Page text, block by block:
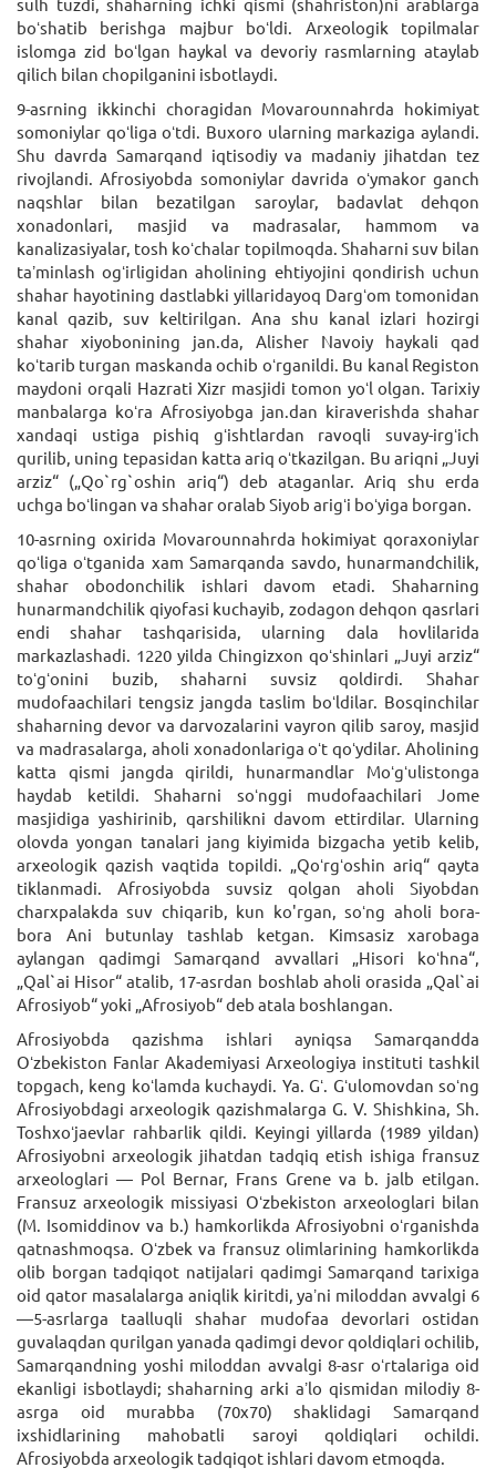
boʻshatib berishga majbur boʻldi. Arxeologik topilmalar
islomga zid boʻlgan haykal va devoriy rasmlarning ataylab
qilich bilan chopilganini isbotlaydi.
9-asrning ikkinchi choragidan Movarounnahrda hokimiyat
somoniylar qoʻliga oʻtdi. Buxoro ularning markaziga aylandi.
Shu davrda Samarqand iqtisodiy va madaniy jihatdan tez
rivojlandi. Afrosiyobda somoniylar davrida oʻymakor ganch
naqshlar bilan bezatilgan saroylar, badavlat dehqon
xonadonlari, masjid va madrasalar, hammom va
kanalizasiyalar, tosh koʻchalar topilmoqda. Shaharni suv bilan
taʼminlash ogʻirligidan aholining ehtiyojini qondirish uchun
shahar hayotining dastlabki yillaridayoq Dargʻom tomonidan
kanal qazib, suv keltirilgan. Ana shu kanal izlari hozirgi
shahar xiyobonining jan.da, Alisher Navoiy haykali qad
koʻtarib turgan maskanda ochib oʻrganildi. Bu kanal Registon
maydoni orqali Hazrati Xizr masjidi tomon yoʻl olgan. Tarixiy
manbalarga koʻra Afrosiyobga jan.dan kiraverishda shahar
xandaqi ustiga pishiq gʻishtlardan ravoqli suvay-irgʻich
qurilib, uning tepasidan katta ariq oʻtkazilgan. Bu ariqni „Juyi
arziz“ („Qo`rg`oshin ariq“) deb ataganlar. Ariq shu erda
uchga boʻlingan va shahar oralab Siyob arigʻi boʻyiga borgan.
10-asrning oxirida Movarounnahrda hokimiyat qoraxoniylar
qoʻliga oʻtganida xam Samarqanda savdo, hunarmandchilik,
shahar obodonchilik ishlari davom etadi. Shaharning
hunarmandchilik qiyofasi kuchayib, zodagon dehqon qasrlari
endi shahar tashqarisida, ularning dala hovlilarida
markazlashadi. 1220 yilda Chingizxon qoʻshinlari „Juyi arziz“
toʻgʻonini buzib, shaharni suvsiz qoldirdi. Shahar
mudofaachilari tengsiz jangda taslim boʻldilar. Bosqinchilar
shaharning devor va darvozalarini vayron qilib saroy, masjid
va madrasalarga, aholi xonadonlariga oʻt qoʻydilar. Aholining
katta qismi jangda qirildi, hunarmandlar Moʻgʻulistonga
haydab ketildi. Shaharni soʻnggi mudofaachilari Jome
masjidiga yashirinib, qarshilikni davom ettirdilar. Ularning
olovda yongan tanalari jang kiyimida bizgacha yetib kelib,
arxeologik qazish vaqtida topildi. „Qoʻrgʻoshin ariq“ qayta
tiklanmadi. Afrosiyobda suvsiz qolgan aholi Siyobdan
charxpalakda suv chiqarib, kun ko'rgan, soʻng aholi bora-
bora Ani butunlay tashlab ketgan. Kimsasiz xarobaga
aylangan qadimgi Samarqand avvallari „Hisori koʻhna“,
„Qal`ai Hisor“ atalib, 17-asrdan boshlab aholi orasida „Qal`ai
Afrosiyob“ yoki „Afrosiyob“ deb atala boshlangan.
Afrosiyobda qazishma ishlari ayniqsa Samarqandda
Oʻzbekiston Fanlar Akademiyasi Arxeologiya instituti tashkil
topgach, keng koʻlamda kuchaydi. Ya. Gʻ. Gʻulomovdan soʻng
Afrosiyobdagi arxeologik qazishmalarga G. V. Shishkina, Sh.
Toshxoʻjaevlar rahbarlik qildi. Keyingi yillarda (1989 yildan)
Afrosiyobni arxeologik jihatdan tadqiq etish ishiga fransuz
arxeologlari — Pol Bernar, Frans Grene va b. jalb etilgan.
Fransuz arxeologik missiyasi Oʻzbekiston arxeologlari bilan
(M. Isomiddinov va b.) hamkorlikda Afrosiyobni oʻrganishda
qatnashmoqsa. Oʻzbek va fransuz olimlarining hamkorlikda
olib borgan tadqiqot natijalari qadimgi Samarqand tarixiga
oid qator masalalarga aniqlik kiritdi, yaʼni miloddan avvalgi 6
—5-asrlarga taalluqli shahar mudofaa devorlari ostidan
guvalaqdan qurilgan yanada qadimgi devor qoldiqlari ochilib,
Samarqandning yoshi miloddan avvalgi 8-asr oʻrtalariga oid
ekanligi isbotlaydi; shaharning arki aʼlo qismidan milodiy 8-
asrga oid murabba (70x70) shaklidagi Samarqand
ixshidlarining mahobatli saroyi qoldiqlari ochildi.
Afrosiyobda arxeologik tadqiqot ishlari davom etmoqda.